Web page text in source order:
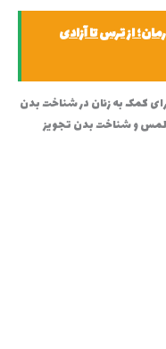
از ترس تا آزادی
کمک به زنان در شناخت بدن
و شناخت بدن تجویز